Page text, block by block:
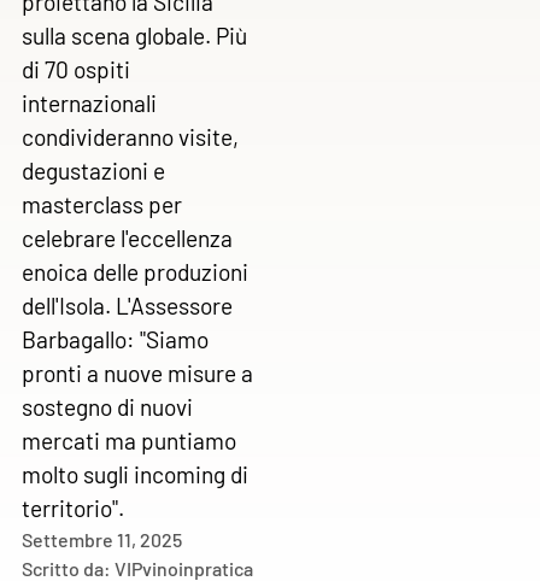
sulla scena globale. Più
di 70 ospiti
internazionali
condivideranno visite,
degustazioni e
masterclass per
celebrare l'eccellenza
enoica delle produzioni
dell'Isola. L'Assessore
Barbagallo: "Siamo
pronti a nuove misure a
sostegno di nuovi
mercati ma puntiamo
molto sugli incoming di
territorio".
Settembre 11, 2025
Scritto da: VIPvinoinpratica